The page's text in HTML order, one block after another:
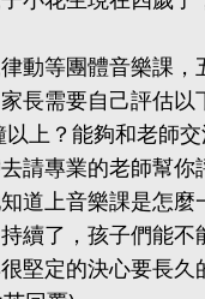
動等團體音樂課
長需要自己評估
上？能夠和老師
請專業的老師幫
道上音樂課是怎
續了，孩子們能
堅定的決心要長